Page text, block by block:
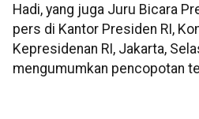
Hadi, yang juga Juru Bicara
pers di Kantor Presiden RI,
Kepresidenan RI, Jakarta,
mengumumkan pencopotan